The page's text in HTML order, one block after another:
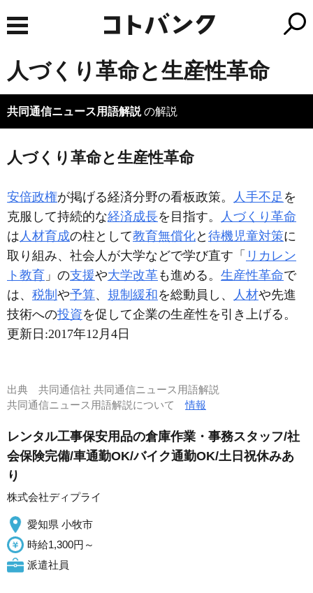
人づくり革命と生産性革命
共同通信ニュース用語解説の解説
人づくり革命と生産性革命
安倍政権が掲げる経済分野の看板政策。 人手不足 を
克服して持続的な経済成長を目指す。
人づくり革命
は 人材育成の柱として教育無償化と 待機児童対策に
取り組み、社会人が大学などで学び直す「 リカレン
ト教育 」の支援や大学改革も進める。 生産性革命で
は、 税制 や予算、 規制緩和 を総動員し、 人材や先進
技術への投資を促して企業の生産性を引き上げる。
更新日:2017年12月4日
出典 共同通信社 共同通信ニュース用語解説
共同通信ニュース用語解説について情報
レンタル工事保安用品の倉庫作業・事務スタッフ/社
会保険完備/車通勤OK/バイク通勤OK/土日祝休みあ
り
株式会社ディプライ
愛知県 小牧市
時給1,300円～
派遣社員